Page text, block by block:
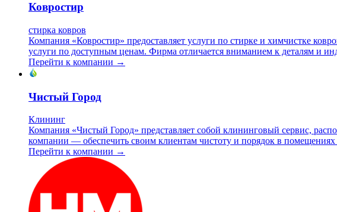
Ковростир
стирка ковров
Компания «Ковростир» предоставляет услуги по стирке и химчистке
услуги по доступным ценам. Фирма отличается вниманием к деталям и
Перейти к компании →
Чистый Город
Клининг
Компания «Чистый Город» представляет собой клининговый сервис,
компании — обеспечить своим клиентам чистоту и порядок в
Перейти к компании →